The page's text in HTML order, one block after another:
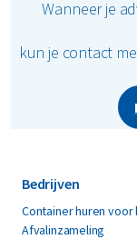
Wanneer je
kun je contact
Bedrijven
Container huren
Afvalinzameling